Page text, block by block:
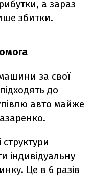
а зараз
збитки.
за свої
до
авто майже
структури
індивідуальну
Це в 6 разів